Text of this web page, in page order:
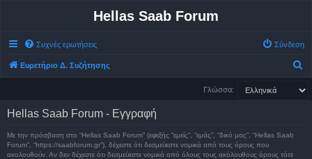
Hellas Saab Forum
Συχνές ερωτήσεις Σύνδεση
Ευρετήριο Δ. Συζήτησης
Γλώσσα:
Hellas Saab Forum - Εγγραφή
Με την πρόσβαση στο “Hellas Saab Forum” (εφεξής “εμείς”, “εμάς”, “δικό μας”, “Hellas Saab
Forum”, “https://saabforum.gr”), δέχεστε ότι δεσμεύεστε νομικά από τους όρους που
ακολουθούν. Αν δεν δέχεστε ότι δεσμεύεστε νομικά από όλους τους ακόλουθους όρους τότε